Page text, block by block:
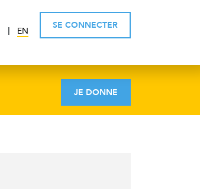
EN
SE CONNECTER
JE DONNE